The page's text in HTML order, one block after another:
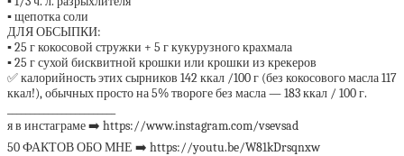
▪️ щепотка соли
ДЛЯ ОБСЫПКИ:
▪️ 25 г кокосовой стружки + 5 г кукурузного крахмала
▪️ 25 г сухой бисквитной крошки или крошки из крекеров
✅ калорийность этих сырников 142 ккал /100 г (без кокосового масла 117
ккал!), обычных просто на 5% твороге без масла — 183 ккал / 100 г.
я в инстаграме ➡️ https://www.instagram.com/vsevsad
50 ФАКТОВ ОБО МНЕ ➡️ https://youtu.be/W81kDrsqnxw